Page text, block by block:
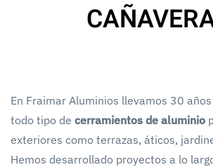
En Fraimar Aluminios llevamos 30
todo tipo de cerramientos de aluminio
exteriores como terrazas, áticos,
Hemos desarrollado proyectos a lo